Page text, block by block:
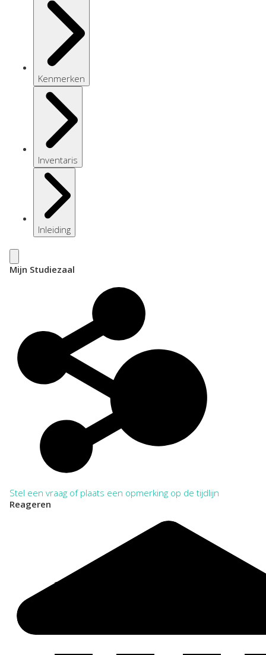
Kenmerken
Inventaris
Inleiding
Mijn Studiezaal
Stel een vraag of plaats een opmerking op de tijdlijn
Reageren